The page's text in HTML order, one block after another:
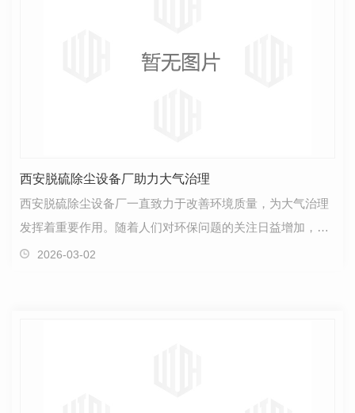
西安脱硫除尘设备厂助力大气治理
西安脱硫除尘设备厂一直致力于改善环境质量，为大气治理
发挥着重要作用。随着人们对环保问题的关注日益增加，该
厂在技术创新和研发方面取得了显著进展。 该厂生产…
2026-03-02